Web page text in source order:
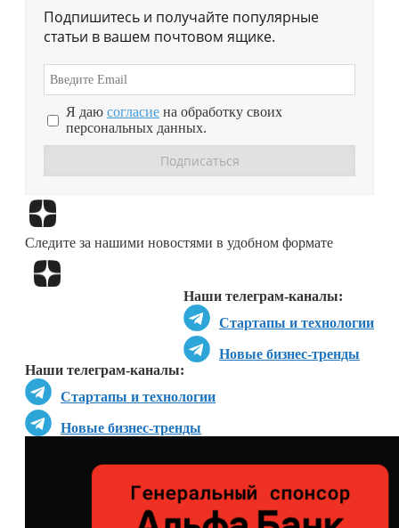
Подпишитесь и получайте популярные
статьи в вашем почтовом ящике.
Я даю согласие на обработку своих
персональных данных.
Следите за нашими новостями в удобном формате
Наши телеграм-каналы:
Стартапы и технологии
Новые бизнес-тренды
Наши телеграм-каналы:
Стартапы и технологии
Новые бизнес-тренды